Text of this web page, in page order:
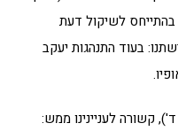
בהתייחס לשיקול דעת
בעוד התנהגות יעקב
קשורה לעניינינו ממש: